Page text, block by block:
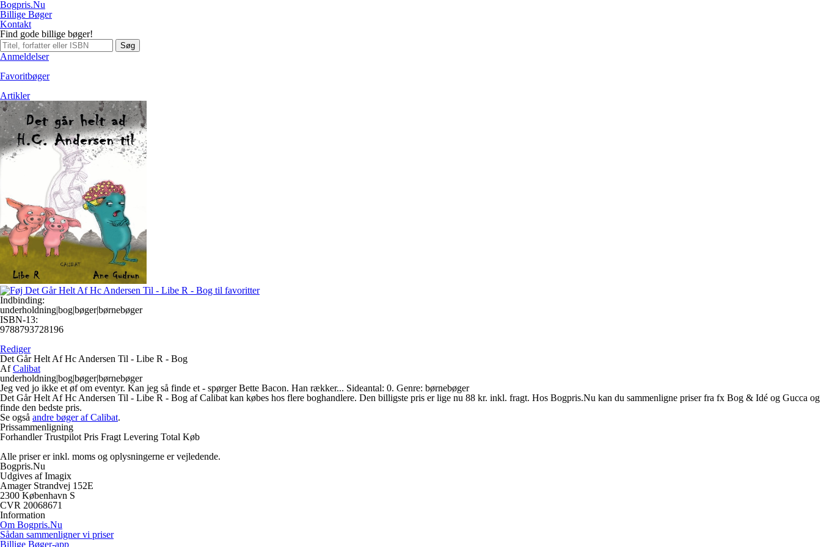
Bogpris.Nu
Billige Bøger
Kontakt
Find gode billige bøger!
Søg
Anmeldelser
Favoritbøger
Artikler
Indbinding:
underholdning|bog|bøger|børnebøger
ISBN-13:
9788793728196
Rediger
Det Går Helt Af Hc Andersen Til - Libe R - Bog
AfCalibat
underholdning|bog|bøger|børnebøger
Jeg ved jo ikke et øf om eventyr. Kan jeg så finde et - spørger Bette Bacon. Han rækker... Sideantal: 0. Genre: børnebøger
Det Går Helt Af Hc Andersen Til - Libe R - Bog af Calibat kan købes hos flere boghandlere. Den billigste pris er lige nu 88 kr. inkl. fragt. Hos Bogpris.Nu kan du sammenligne priser fra fx Bog & Idé og Gucca og
finde den bedste pris.
Se også andre bøger af Calibat.
Prissammenligning
Forhandler Trustpilot Pris Fragt Levering Total Køb
Alle priser er inkl. moms og oplysningerne er vejledende.
Bogpris.Nu
Udgives af Imagix
Amager Strandvej 152E
2300 København S
CVR 20068671
Information
Om Bogpris.Nu
Sådan sammenligner vi priser
Billige Bøger-app